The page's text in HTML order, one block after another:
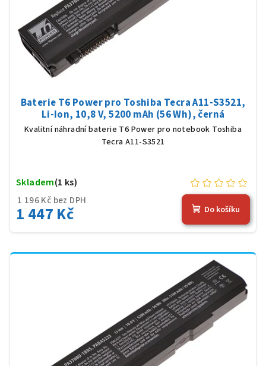
Baterie T6 Power pro Toshiba Tecra A11-S3521,
Li-Ion, 10,8 V, 5200 mAh (56 Wh), černá
Kvalitní náhradní baterie T6 Power pro notebook Toshiba
Tecra A11-S3521
1 196 Kč bez DPH
1 447 Kč
Skladem(1 ks)
Do košíku